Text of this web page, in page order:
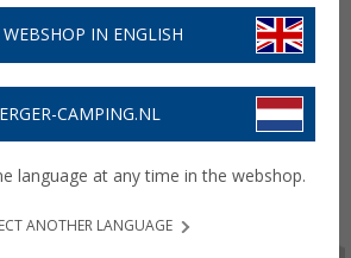
IN ENGLISH
CAMPING.NL
language at any time in the webshop.
ANOTHER LANGUAGE